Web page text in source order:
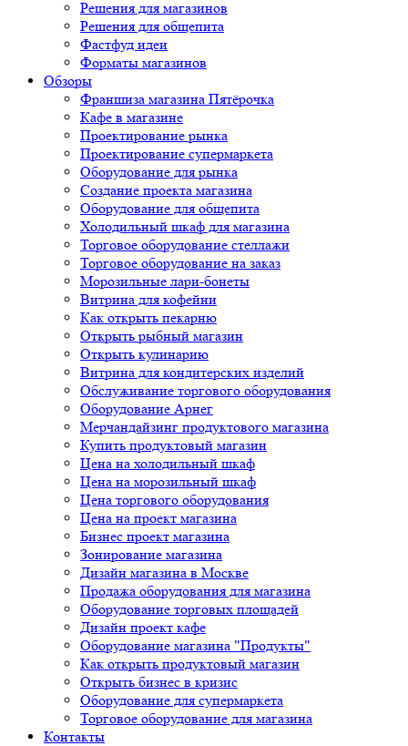
Решения для магазинов
Решения для общепита
Фастфуд идеи
Форматы магазинов
Обзоры
Франшиза магазина Пятёрочка
Кафе в магазине
Проектирование рынка
Проектирование супермаркета
Оборудование для рынка
Создание проекта магазина
Оборудование для общепита
Холодильный шкаф для магазина
Торговое оборудование стеллажи
Торговое оборудование на заказ
Морозильные лари-бонеты
Витрина для кофейни
Как открыть пекарню
Открыть рыбный магазин
Открыть кулинарию
Витрина для кондитерских изделий
Обслуживание торгового оборудования
Оборудование Арнег
Мерчандайзинг продуктового магазина
Купить продуктовый магазин
Цена на холодильный шкаф
Цена на морозильный шкаф
Цена торгового оборудования
Цена на проект магазина
Бизнес проект магазина
Зонирование магазина
Дизайн магазина в Москве
Продажа оборудования для магазина
Оборудование торговых площадей
Дизайн проект кафе
Оборудование магазина "Продукты"
Как открыть продуктовый магазин
Открыть бизнес в кризис
Оборудование для супермаркета
Торговое оборудование для магазина
Контакты